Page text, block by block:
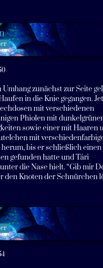
zunächst zur Seite
in die Knie gegangen.
mit verschiedenen
Phiolen mit
sowie einer mit Haaren
mit
bis er schließlich
gefunden hatte und Tári
die Nase hielt. “Gib mir
den Knoten der Schnürchen